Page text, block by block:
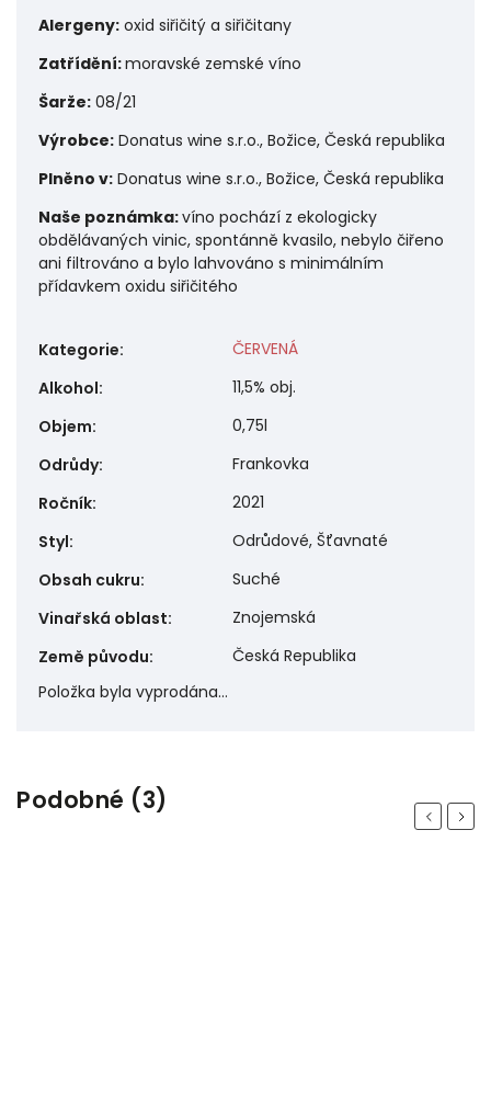
Alergeny: oxid siřičitý a siřičitany
Zatřídění:moravské zemské víno
Šarže: 08/21
Výrobce: Donatus wine s.r.o., Božice, Česká republika
Plněno v: Donatus wine s.r.o., Božice, Česká republika
Naše poznámka:víno pochází z ekologicky
obdělávaných vinic, spontánně kvasilo, nebylo čiřeno
ani filtrováno a bylo lahvováno s minimálním
přídavkem oxidu siřičitého
Kategorie:
ČERVENÁ
Alkohol:
11,5% obj.
Objem:
0,75l
Odrůdy:
Frankovka
Ročník:
2021
Styl:
Odrůdové, Šťavnaté
Obsah cukru:
Suché
Vinařská oblast:
Znojemská
Země původu:
Česká Republika
Položka byla vyprodána…
Podobné (3) Previous
Next